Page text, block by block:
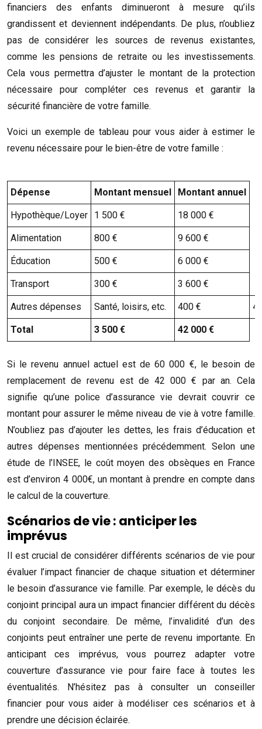
financiers des enfants diminueront à mesure qu’ils
grandissent et deviennent indépendants. De plus, n’oubliez
pas de considérer les sources de revenus existantes,
comme les pensions de retraite ou les investissements.
Cela vous permettra d’ajuster le montant de la protection
nécessaire pour compléter ces revenus et garantir la
sécurité financière de votre famille.
Voici un exemple de tableau pour vous aider à estimer le
revenu nécessaire pour le bien-être de votre famille :
Dépense Montant mensuel Montant annuel
Hypothèque/Loyer 1 500 € 18 000 €
Alimentation 800 € 9 600 €
Éducation 500 € 6 000 €
Transport 300 € 3 600 €
Autres dépenses Santé, loisirs, etc. 400 € 4
Total 3 500 € 42 000 €
Si le revenu annuel actuel est de 60 000 €, le besoin de
remplacement de revenu est de 42 000 € par an. Cela
signifie qu’une police d’assurance vie devrait couvrir ce
montant pour assurer le même niveau de vie à votre famille.
N’oubliez pas d’ajouter les dettes, les frais d’éducation et
autres dépenses mentionnées précédemment. Selon une
étude de l’INSEE, le coût moyen des obsèques en France
est d’environ 4 000€, un montant à prendre en compte dans
le calcul de la couverture.
Scénarios de vie : anticiper les
imprévus
Il est crucial de considérer différents scénarios de vie pour
évaluer l’impact financier de chaque situation et déterminer
le besoin d’assurance vie famille. Par exemple, le décès du
conjoint principal aura un impact financier différent du décès
du conjoint secondaire. De même, l’invalidité d’un des
conjoints peut entraîner une perte de revenu importante. En
anticipant ces imprévus, vous pourrez adapter votre
couverture d’assurance vie pour faire face à toutes les
éventualités. N’hésitez pas à consulter un conseiller
financier pour vous aider à modéliser ces scénarios et à
prendre une décision éclairée.